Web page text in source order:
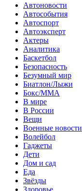
Автоновости
Автособытия
Автоспорт
Автоэксперт
Актеры
Аналитика
Баскетбол
Безопасность
Безумный мир
Биатлон/Лыжи
Бокс/MMA
В мире
В России
Вещи
Военные новости
Волейбол
Гаджеты
Дети
Дом и сад
Еда
Звёзды
Здоровье